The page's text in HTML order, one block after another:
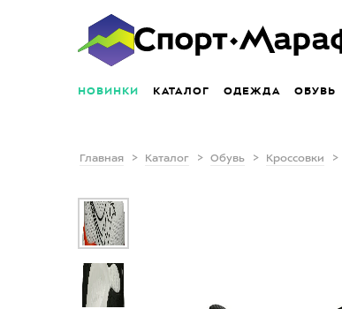
НОВИНКИ КАТАЛОГ ОДЕЖДА ОБУВЬ
Главная Каталог Обувь Кроссовки